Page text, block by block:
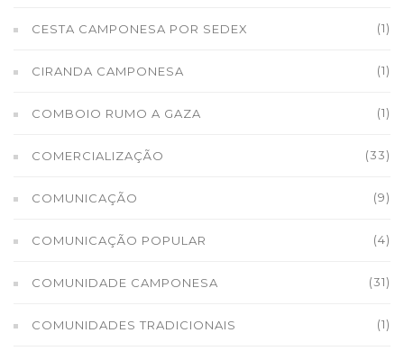
CESTA CAMPONESA POR SEDEX (1)
CIRANDA CAMPONESA (1)
COMBOIO RUMO A GAZA (1)
COMERCIALIZAÇÃO (33)
COMUNICAÇÃO (9)
COMUNICAÇÃO POPULAR (4)
COMUNIDADE CAMPONESA (31)
COMUNIDADES TRADICIONAIS (1)